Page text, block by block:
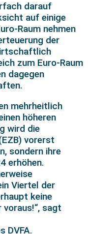
darauf
auf einige
Raum nehmen
der
zum Euro-Raum
dagegen
mehrheitlich
höheren
wird die
vorerst
sondern ihre
erhöhen.
Viertel der
keine
voraus!“, sagt
DVFA.